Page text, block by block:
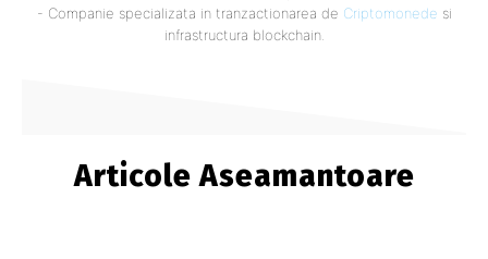
- Companie specializata in tranzactionarea de Criptomonede si
infrastructura blockchain.
Articole Aseamantoare